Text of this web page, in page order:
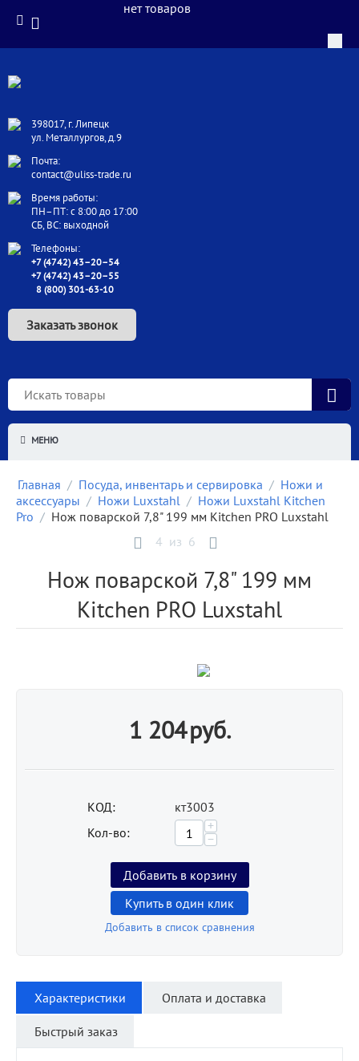
398017, г. Липецк
ул. Металлургов, д.9
Почта:
contact@uliss-trade.ru
Время работы:
ПН–ПТ: с 8:00 до 17:00
СБ, ВС: выходной
Телефоны:
+7 (4742) 43–20–54
+7 (4742) 43–20–55
8 (800) 301-63-10
Заказать звонок
нет товаров
МЕНЮ
Главная / Посуда, инвентарь и сервировка / Ножи и
аксессуары / Ножи Luxstahl / Ножи Luxstahl Kitchen
Pro / Нож поварской 7,8" 199 мм Kitchen PRO Luxstahl
4 из 6
Нож поварской 7,8" 199 мм
Kitchen PRO Luxstahl
1 204руб.
КОД:
кт3003
Кол-во:
+
−
Добавить в корзину
Купить в один клик
Добавить в список сравнения
Характеристики Оплата и доставка
Быстрый заказ